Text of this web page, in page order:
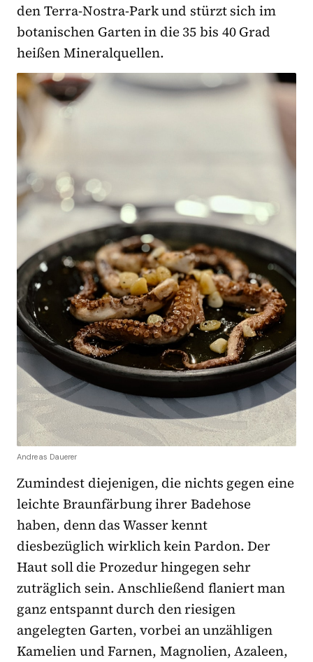
den Terra-Nostra-Park und stürzt sich im
botanischen Garten in die 35 bis 40 Grad
heißen Mineralquellen.
Andreas Dauerer
Zumindest diejenigen, die nichts gegen eine
leichte Braunfärbung ihrer Badehose
haben, denn das Wasser kennt
diesbezüglich wirklich kein Pardon. Der
Haut soll die Prozedur hingegen sehr
zuträglich sein. Anschließend flaniert man
ganz entspannt durch den riesigen
angelegten Garten, vorbei an unzähligen
Kamelien und Farnen, Magnolien, Azaleen,